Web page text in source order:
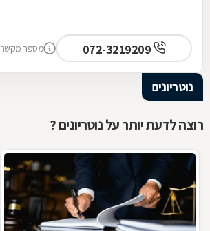
מספר מקשר
נוטריונים
רוצה לדעת יותר על נוטריונים ?